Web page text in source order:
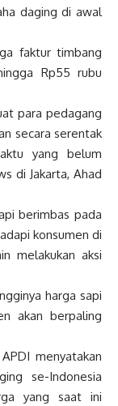
daging di awal
faktur timbang
Rp55 rubu
para pedagang
secara serentak
yang belum
di Jakarta, Ahad
berimbas pada
konsumen di
melakukan aksi
harga sapi
akan berpaling
menyatakan
se-Indonesia
yang saat ini